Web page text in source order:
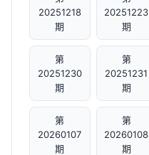
20251218
期
20251223
期
第
20251230
期
第
20251231
期
第
20260107
期
第
20260108
期